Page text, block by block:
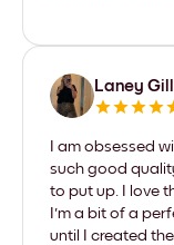
Laney Gill
I am obsessed
such good
to put up. I love
I'm a bit of a
until I created